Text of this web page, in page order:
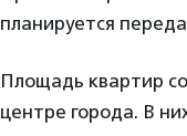
планируется
Площадь квартир
центре города. В